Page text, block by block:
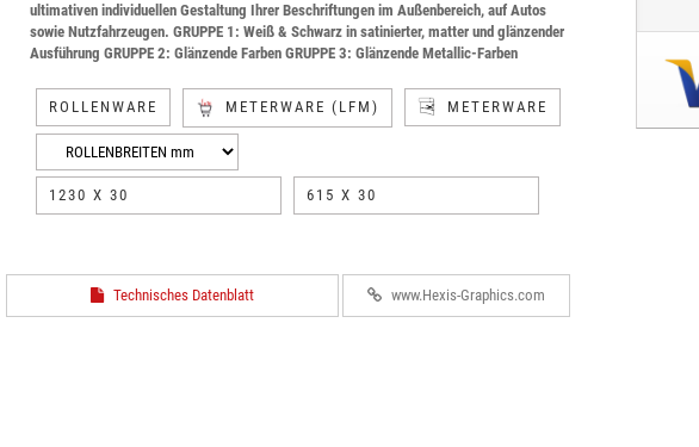
ultimativen individuellen Gestaltung Ihrer Beschriftungen im Außenbereich, auf Autos
sowie Nutzfahrzeugen. GRUPPE 1: Weiß & Schwarz in satinierter, matter und glänzender
Ausführung GRUPPE 2: Glänzende Farben GRUPPE 3: Glänzende Metallic-Farben
ROLLENWARE METERWARE (LFM) METERWARE
1230 X 30 615 X 30
Technisches Datenblatt www.Hexis-Graphics.com